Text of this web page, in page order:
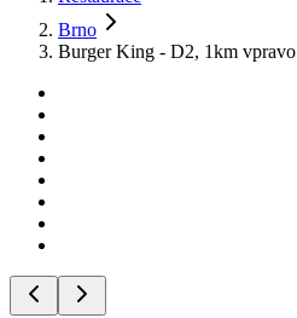
Brno
Burger King - D2, 1km vpravo